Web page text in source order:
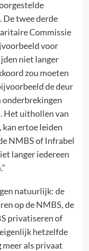
De twee derde
Commissie
voor
niet langer
zou moeten
de deur
onderbrekingen
Het uithollen van
kan ertoe leiden
NMBS of Infrabel
langer iedereen
natuurlijk: de
op de NMBS, de
privatiseren of
hetzelfde
meer als privaat